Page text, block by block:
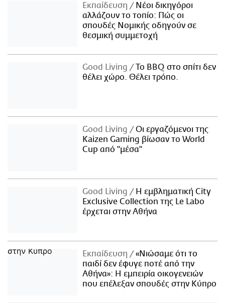
Εκπαίδευση
Νέοι δικηγόροι
αλλάζουν το τοπίο: Πώς οι
σπουδές Νομικής οδηγούν σε
θεσμική συμμετοχή
Good Living
Το BBQ στο σπίτι δεν
θέλει χώρο. Θέλει τρόπο.
Good Living
Οι εργαζόμενοι της
Kaizen Gaming βίωσαν το World
Cup από "μέσα"
Good Living
Η εμβληματική City
Exclusive Collection της Le Labo
έρχεται στην Αθήνα
Εκπαίδευση
«Νιώσαμε ότι το
παιδί δεν έφυγε ποτέ από την
Αθήνα»: Η εμπειρία οικογενειών
που επέλεξαν σπουδές στην Κύπρο